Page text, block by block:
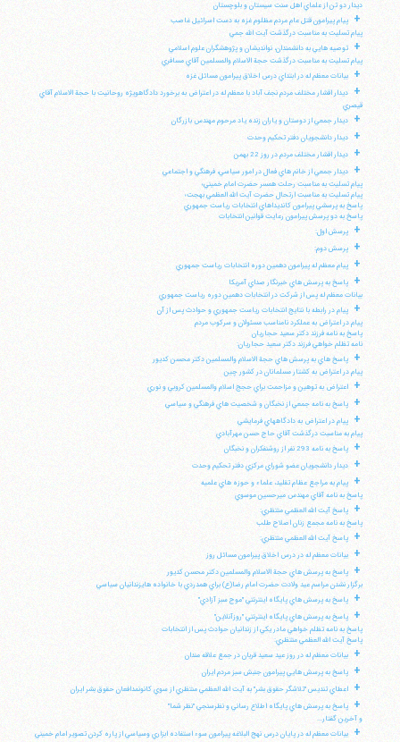
ديدار دو تن از علماي اهل سنت سيستان و بلوچستان
+
پيام پيرامون قتل عام مردم مظلوم غزه به دست اسرائيل غاصب
پيام تسليت به مناسبت درگذشت آيت الله جمي
+
توصيه هايي به دانشمندان، نوانديشان و پژوهشگران علوم اسلامي
پيام تسليت به مناسبت درگذشت حجة الاسلام والمسلمين آقاي مسافري
+ بيانات معظم له در ابتداي درس اخلاق پيرامون مسائل غزه
+
ديدار اقشار مختلف مردم نجف آباد با معظم له در اعتراض به برخورد دادگاهويژه روحانيت با حجة الاسلام آقاي
قيصري
+ ديدار جمعي از دوستان و ياران زنده ياد مرحوم مهندس بازرگان
+ ديدار دانشجويان دفتر تحكيم وحدت
+ ديدار اقشار مختلف مردم در روز 22 بهمن
+
ديدار جمعي از خانم هاي فعال در امور سياسي، فرهنگي و اجتماعي
پيام تسليت به مناسبت رحلت همسر حضرت امام خميني؛
پيام تسليت به مناسبت ارتحال حضرت آيت الله العظمي بهجت؛
پاسخ به پرسشي پيرامون كانديداهاي انتخابات رياست جمهوري
پاسخ به دو پرسش پيرامون رعايت قوانين انتخابات
+ پرسش اول:
+ پرسش دوم:
+ پيام معظم له پيرامون دهمين دوره انتخابات رياست جمهوري
+
پاسخ به پرسش هاي خبرنگار صداي آمريكا
بيانات معظم له پس از شركت در انتخابات دهمين دوره رياست جمهوري
+
پيام در رابطه با نتايج انتخابات رياست جمهوري و حوادث پس از آن
پيام در اعتراض به عملكرد نامناسب مسئولان و سركوب مردم
پاسخ به نامه فرزند دكتر سعيد حجاريان
نامه تظلم خواهي فرزند دكتر سعيد حجاريان:
+
پاسخ هاي به پرسش هاي حجة الاسلام والمسلمين دكتر محسن كديور
پيام در اعتراض به كشتار مسلمانان در كشور چين
+ اعتراض به توهين و مزاحمت براي حجج اسلام والمسلمين كروبي و نوري
+ پاسخ به نامه جمعي از نخبگان و شخصيت هاي فرهنگي و سياسي
+
پيام در اعتراض به دادگاههاي فرمايشي
پيام به مناسبت درگذشت آقاي حاج حسن مهرآبادي
+ پاسخ به نامه 293 نفر از روشنفكران و نخبگان
+ ديدار دانشجويان عضو شوراي مركزي دفتر تحكيم وحدت
+
پيام به مراجع عظام تقليد، علماء و حوزه هاي علميه
پاسخ به نامه آقاي مهندس ميرحسين موسوي
+
پاسخ آيت الله العظمي منتظري:
پاسخ به نامه مجمع زنان اصلاح طلب
+ پاسخ آيت الله العظمي منتظري:
+ بيانات معظم له در درس اخلاق پيرامون مسائل روز
+
پاسخ به پرسش هاي حجة الاسلام والمسلمين دكتر محسن كديور
برگزار نشدن مراسم عيد ولادت حضرت امام رضا(ع) براي همدردي با خانواده هايزندانيان سياسي
+ پاسخ به پرسش هاي پايگاه اينترنتي "موج سبز آزادي"
+
پاسخ به پرسش هاي پايگاه اينترنتي "روزآنلاين"
پاسخ به نامه تظلم خواهي مادر يكي از زندانيان حوادث پس از انتخابات
پاسخ آيت الله العظمي منتظري:
+ بيانات معظم له در روز عيد سعيد قربان در جمع علاقه مندان
+ پاسخ به پرسش هايي پيرامون جنبش سبز مردم ايران
+ اعطاي تنديس "تلاشگر حقوق بشر" به آيت الله العظمي منتظري از سوي كانونمدافعان حقوق بشر ايران
+
پاسخ به پرسش هاي پايگاه اطلاع رساني و نظرسنجي "نظر شما"
و آخرين گفتار...
+ بيانات معظم له در پايان درس نهج البلاغه پيرامون سوء استفاده ابزاري وسياسي از پاره كردن تصوير امام خميني